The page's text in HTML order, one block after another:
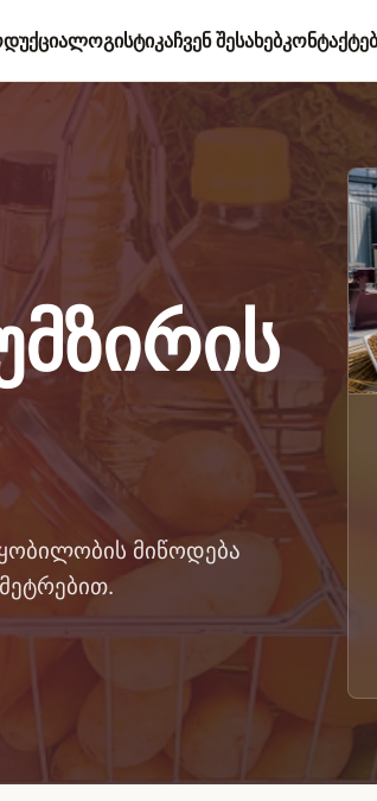
ლოგისტიკაჩვენ შესახებ
მიწოდება